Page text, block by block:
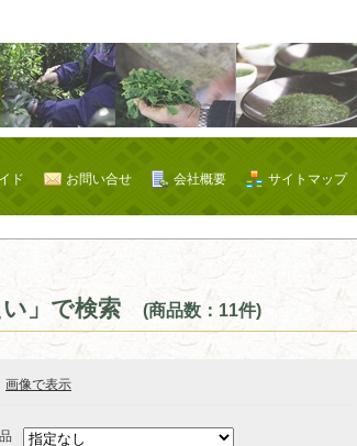
サイトマップ
会社概要
お問い合せ
ド
」で検索 (商品数：11件)
画像で表示